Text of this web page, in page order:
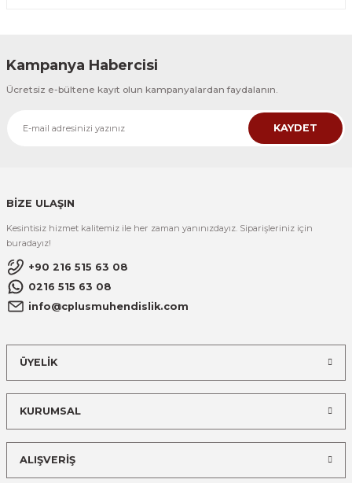
Kampanya Habercisi
Ücretsiz e-bültene kayıt olun kampanyalardan faydalanın.
KAYDET
BİZE ULAŞIN
Kesintisiz hizmet kalitemiz ile her zaman yanınızdayız. Siparişleriniz için
buradayız!
+90 216 515 63 08
0216 515 63 08
info@cplusmuhendislik.com
ÜYELİK
KURUMSAL
ALIŞVERİŞ